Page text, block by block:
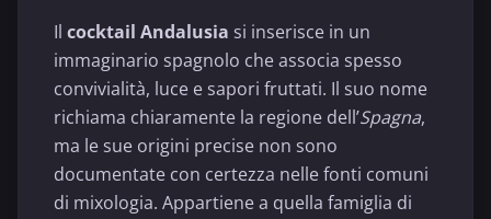
Il cocktail Andalusia si inserisce in un
immaginario spagnolo che associa spesso
convivialità, luce e sapori fruttati. Il suo nome
richiama chiaramente la regione dell’Spagna,
ma le sue origini precise non sono
documentate con certezza nelle fonti comuni
di mixologia. Appartiene a quella famiglia di